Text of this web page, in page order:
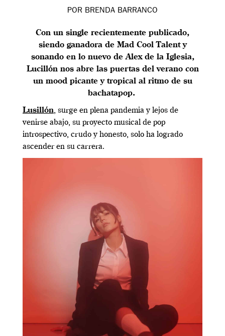
POR BRENDA BARRANCO
Con un single recientemente publicado,
siendo ganadora de Mad Cool Talent y
sonando en lo nuevo de Alex de la Iglesia,
Lucillón nos abre las puertas del verano con
un mood picante y tropical al ritmo de su
bachatapop.
Lusillón, surge en plena pandemia y lejos de
venirse abajo, su proyecto musical de pop
introspectivo, crudo y honesto, solo ha logrado
ascender en su carrera.